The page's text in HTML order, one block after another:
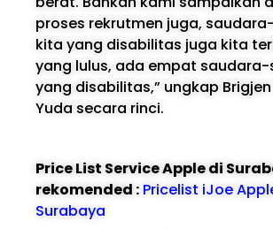
proses rekrutmen juga,
kita yang disabilitas juga kita
yang lulus, ada empat
yang disabilitas,” ungkap Brigjen
Yuda secara rinci.
Price List Service Apple di
rekomended : Pricelist iJoe
Surabaya